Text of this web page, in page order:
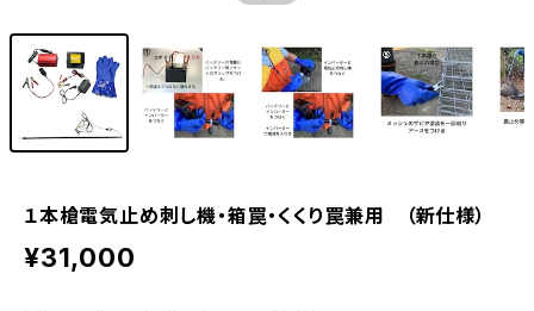
１本槍電気止め刺し機・箱罠・くくり罠兼用 （新仕様）
¥31,000